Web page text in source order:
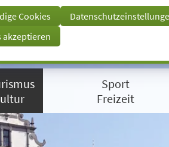
Cookies
akzeptieren
Sport
Freizeit